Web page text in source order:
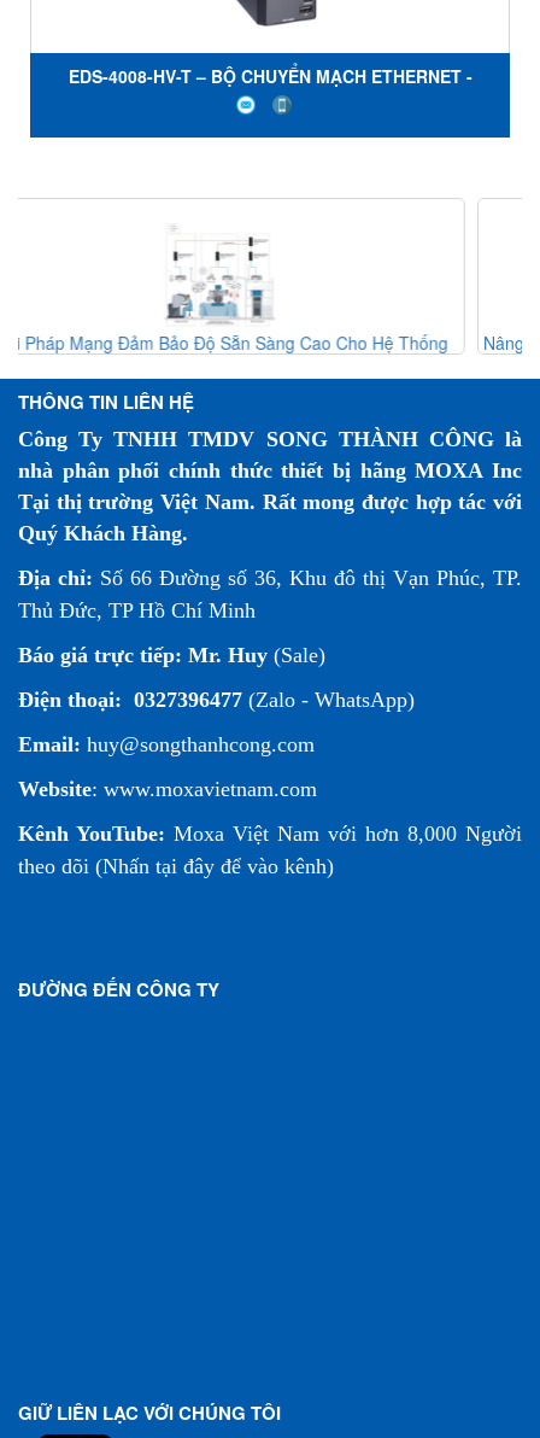
EDS-4008-HV-T – BỘ CHUYỂN MẠCH ETHERNET -
MOXA
Nâng Cao An Toàn Hàng Không Với Hệ Thống Phát Hiện Chim
THÔNG TIN LIÊN HỆ
Công Ty TNHH TMDV SONG THÀNH CÔNG là
nhà phân phối chính thức thiết bị hãng MOXA Inc
Tại thị trường Việt Nam. Rất mong được hợp tác với
Quý Khách Hàng.
Địa chỉ: Số 66 Đường số 36, Khu đô thị Vạn Phúc, TP.
Thủ Đức, TP Hồ Chí Minh
Báo giá trực tiếp: Mr. Huy (Sale)
Điện thoại: 0327396477 (Zalo - WhatsApp)
Email: huy@songthanhcong.com
Website: www.moxavietnam.com
Kênh YouTube: Moxa Việt Nam với hơn 8,000 Người
theo dõi (Nhấn tại đây để vào kênh)
ĐƯỜNG ĐẾN CÔNG TY
GIỮ LIÊN LẠC VỚI CHÚNG TÔI